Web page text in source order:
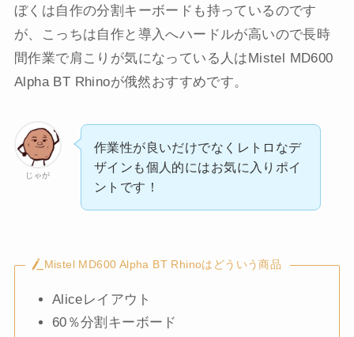
ぼくは自作の分割キーボードも持っているのです
が、こっちは自作と導入へハードルが高いので長時
間作業で肩こりが気になっている人はMistel MD600
Alpha BT Rhinoが俄然おすすめです。
じゃが
作業性が良いだけでなくレトロなデ
ザインも個人的にはお気に入りポイ
ントです！
Mistel MD600 Alpha BT Rhinoはどういう商品
Aliceレイアウト
60％分割キーボード